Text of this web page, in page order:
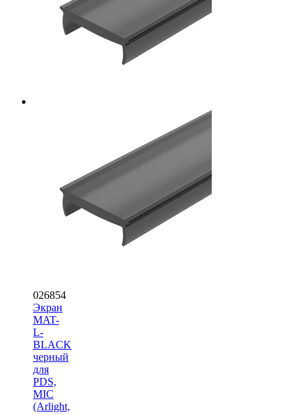
026854
Экран
MAT-
L-
BLACK
черный
для
PDS,
MIC
(Arlight,